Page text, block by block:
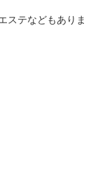
ステなどもありま